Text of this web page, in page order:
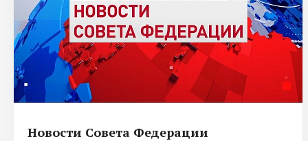
Новости Совета Федерации